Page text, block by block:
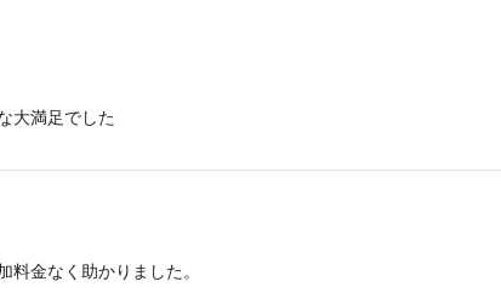
大満足でした
金なく助かりました。